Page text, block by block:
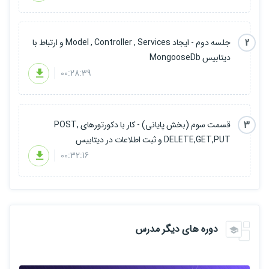
2
جلسه دوم - ایجاد Model , Controller , Services و ارتباط با
دیتابیس MongooseDb
00:28:39
3
قسمت سوم (بخش پایانی) - کار با دکورتورهای POST,
DELETE,GET,PUT و ثبت اطلاعات در دیتابیس
00:32:16
دوره های دیگر مدرس